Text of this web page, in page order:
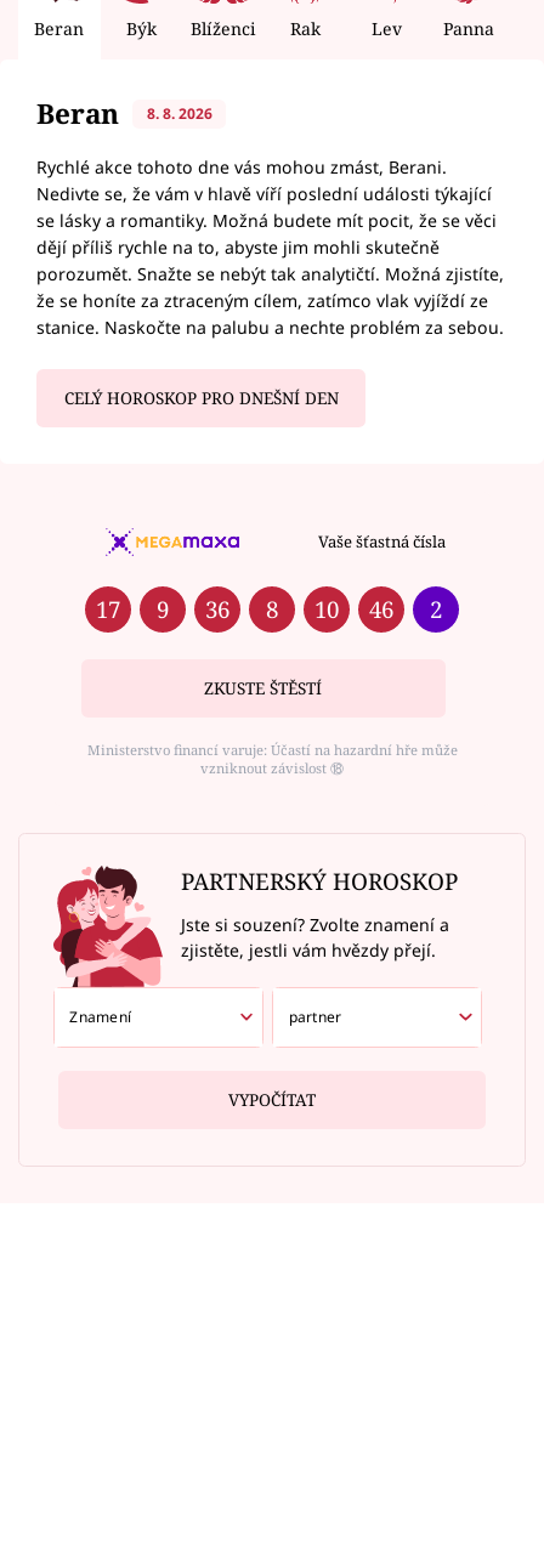
Beran Býk Blíženci Rak Lev Panna
Beran 8. 8. 2026
Rychlé akce tohoto dne vás mohou zmást, Berani.
Nedivte se, že vám v hlavě víří poslední události týkající
se lásky a romantiky. Možná budete mít pocit, že se věci
dějí příliš rychle na to, abyste jim mohli skutečně
porozumět. Snažte se nebýt tak analytičtí. Možná zjistíte,
že se honíte za ztraceným cílem, zatímco vlak vyjíždí ze
stanice. Naskočte na palubu a nechte problém za sebou.
CELÝ HOROSKOP PRO DNEŠNÍ DEN
Vaše šťastná čísla
17 9 36 8 10 46 2
ZKUSTE ŠTĚSTÍ
Ministerstvo financí varuje: Účastí na hazardní hře může
vzniknout závislost ⑱
PARTNERSKÝ HOROSKOP
Jste si souzení? Zvolte znamení a
zjistěte, jestli vám hvězdy přejí.
VYPOČÍTAT